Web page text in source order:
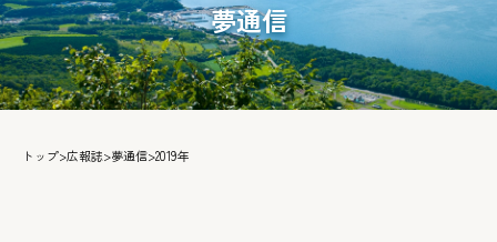
夢通信
トップ>広報誌>夢通信>2019年